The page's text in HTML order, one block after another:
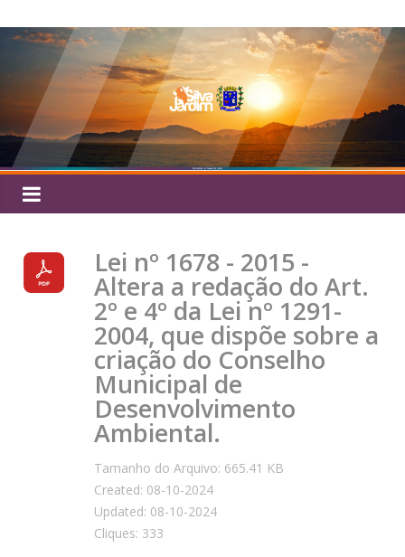
para
conteúdo
Silva
Jardim
Lei nº 1678 - 2015 -
Altera a redação do Art.
2º e 4º da Lei nº 1291-
2004, que dispõe sobre a
criação do Conselho
Municipal de
Desenvolvimento
Ambiental.
Tamanho do Arquivo: 665.41 KB
Created: 08-10-2024
Updated: 08-10-2024
Cliques: 333